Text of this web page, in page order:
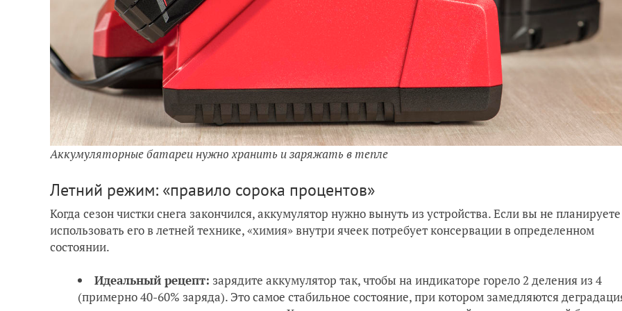
Аккумуляторные батареи нужно хранить и заряжать в тепле
Летний режим: «правило сорока процентов»
Когда сезон чистки снега закончился, аккумулятор нужно вынуть из устройства. Если вы не планируете
использовать его в летней технике, «химия» внутри ячеек потребует консервации в определенном
состоянии.
Идеальный рецепт: зарядите аккумулятор так, чтобы на индикаторе горело 2 деления из 4
(примерно 40-60% заряда). Это самое стабильное состояние, при котором замедляются